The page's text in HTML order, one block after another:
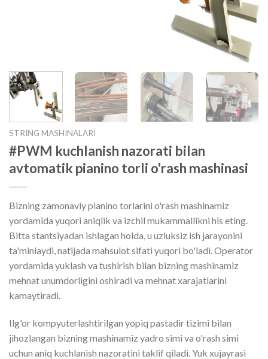
STRING MASHINALARI
#PWM kuchlanish nazorati bilan
avtomatik pianino torli o'rash mashinasi
Bizning zamonaviy pianino torlarini o'rash mashinamiz
yordamida yuqori aniqlik va izchil mukammallikni his eting.
Bitta stantsiyadan ishlagan holda, u uzluksiz ish jarayonini
ta'minlaydi, natijada mahsulot sifati yuqori bo'ladi. Operator
yordamida yuklash va tushirish bilan bizning mashinamiz
mehnat unumdorligini oshiradi va mehnat xarajatlarini
kamaytiradi.
Ilg'or kompyuterlashtirilgan yopiq pastadir tizimi bilan
jihozlangan bizning mashinamiz yadro simi va o'rash simi
uchun aniq kuchlanish nazoratini taklif qiladi. Yuk xujayrasi